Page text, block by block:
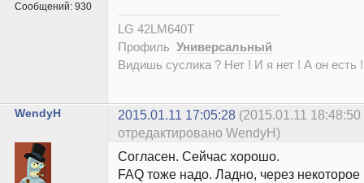
Сообщений: 930
LG 42LM640T
Профиль Универсальный
Видишь суслика ? Нет ! И я нет ! А он есть
WendyH 2015.01.11 17:05:28 (2015.01.11 18:48:50
отредактировано WendyH)
Согласен. Сейчас хорошо.
FAQ тоже надо. Ладно, через